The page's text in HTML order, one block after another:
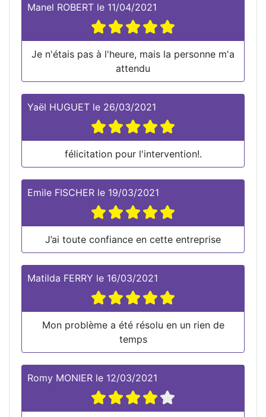
Manel ROBERT le 11/04/2021
Je n'étais pas à l'heure, mais la personne m'a
attendu
Yaël HUGUET le 26/03/2021
félicitation pour l'intervention!.
Emile FISCHER le 19/03/2021
J’ai toute confiance en cette entreprise
Matilda FERRY le 16/03/2021
Mon problème a été résolu en un rien de
temps
Romy MONIER le 12/03/2021